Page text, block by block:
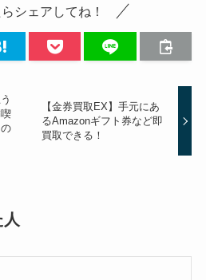
シェアしてね！
【金券買取EX】手元にあ
るAmazonギフト券など即
買取できる！